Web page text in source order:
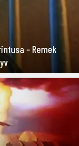
– Remek